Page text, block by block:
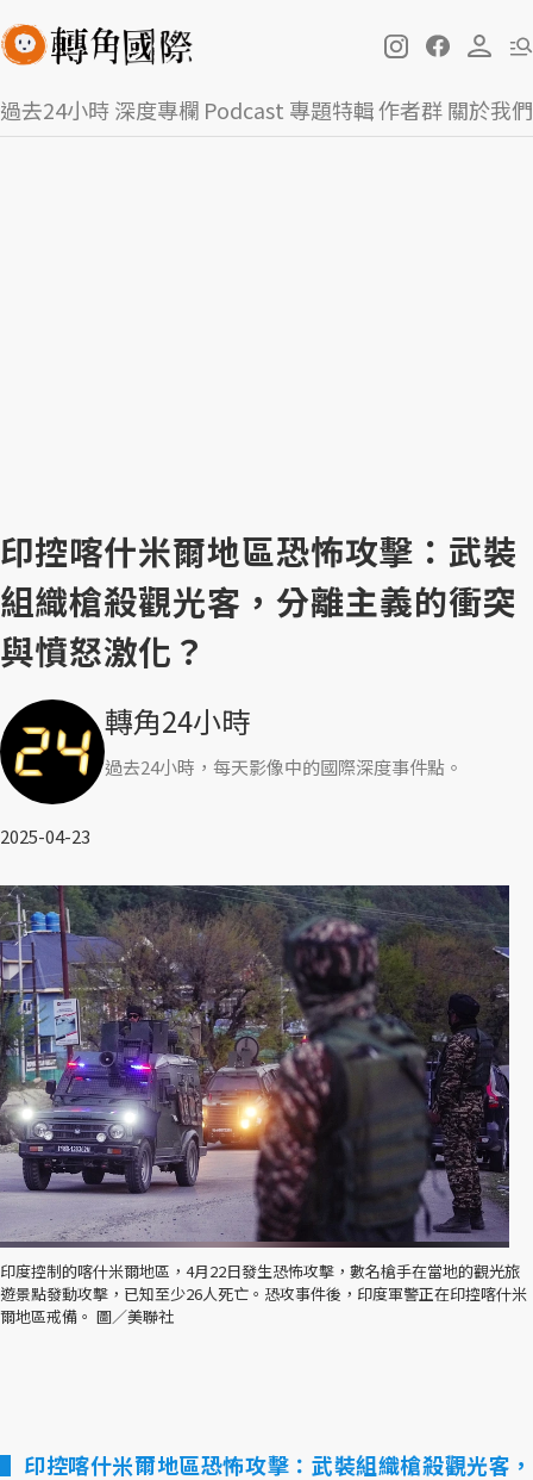
過去24小時深度專欄 Podcast 專題特輯作者群關於我們
印控喀什米爾地區恐怖攻擊：武裝
組織槍殺觀光客，分離主義的衝突
與憤怒激化？
轉角24小時
過去24小時，每天影像中的國際深度事件點。
2025-04-23
印度控制的喀什米爾地區，4月22日發生恐怖攻擊，數名槍手在當地的觀光旅
遊景點發動攻擊，已知至少26人死亡。恐攻事件後，印度軍警正在印控喀什米
爾地區戒備。 圖／美聯社
印控喀什米爾地區恐怖攻擊：武裝組織槍殺觀光客，